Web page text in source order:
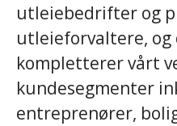
utleiebedrifter og
utleieforvaltere, og
kompletterer vårt
kundesegmenter
entreprenører,